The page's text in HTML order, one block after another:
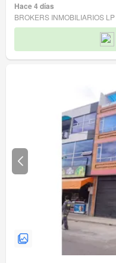
Hace 4 días
BROKERS INMOBILIARIOS LP